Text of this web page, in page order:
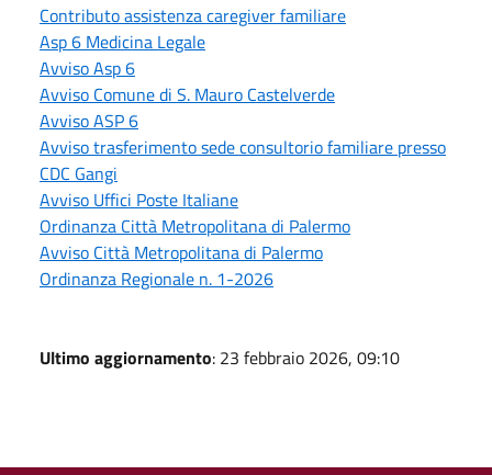
Contributo assistenza caregiver familiare
Asp 6 Medicina Legale
Avviso Asp 6
Avviso Comune di S. Mauro Castelverde
Avviso ASP 6
Avviso trasferimento sede consultorio familiare presso
CDC Gangi
Avviso Uffici Poste Italiane
Ordinanza Città Metropolitana di Palermo
Avviso Città Metropolitana di Palermo
Ordinanza Regionale n. 1-2026
Ultimo aggiornamento: 23 febbraio 2026, 09:10